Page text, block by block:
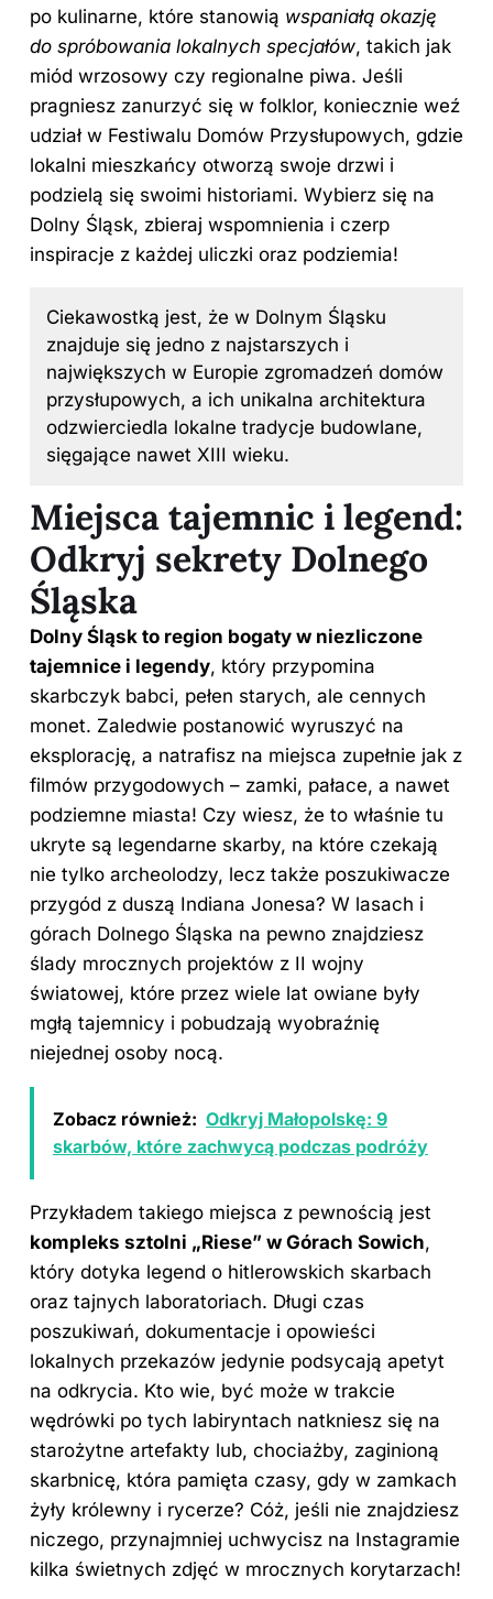
po kulinarne, które stanowią wspaniałą okazję
do spróbowania lokalnych specjałów, takich jak
miód wrzosowy czy regionalne piwa. Jeśli
pragniesz zanurzyć się w folklor, koniecznie weź
udział w Festiwalu Domów Przysłupowych, gdzie
lokalni mieszkańcy otworzą swoje drzwi i
podzielą się swoimi historiami. Wybierz się na
Dolny Śląsk, zbieraj wspomnienia i czerp
inspiracje z każdej uliczki oraz podziemia!
Ciekawostką jest, że w Dolnym Śląsku
znajduje się jedno z najstarszych i
największych w Europie zgromadzeń domów
przysłupowych, a ich unikalna architektura
odzwierciedla lokalne tradycje budowlane,
sięgające nawet XIII wieku.
Miejsca tajemnic i legend:
Odkryj sekrety Dolnego
Śląska
Dolny Śląsk to region bogaty w niezliczone
tajemnice i legendy, który przypomina
skarbczyk babci, pełen starych, ale cennych
monet. Zaledwie postanowić wyruszyć na
eksplorację, a natrafisz na miejsca zupełnie jak z
filmów przygodowych – zamki, pałace, a nawet
podziemne miasta! Czy wiesz, że to właśnie tu
ukryte są legendarne skarby, na które czekają
nie tylko archeolodzy, lecz także poszukiwacze
przygód z duszą Indiana Jonesa? W lasach i
górach Dolnego Śląska na pewno znajdziesz
ślady mrocznych projektów z II wojny
światowej, które przez wiele lat owiane były
mgłą tajemnicy i pobudzają wyobraźnię
niejednej osoby nocą.
Zobacz również: Odkryj Małopolskę: 9
skarbów, które zachwycą podczas podróży
Przykładem takiego miejsca z pewnością jest
kompleks sztolni „Riese” w Górach Sowich,
który dotyka legend o hitlerowskich skarbach
oraz tajnych laboratoriach. Długi czas
poszukiwań, dokumentacje i opowieści
lokalnych przekazów jedynie podsycają apetyt
na odkrycia. Kto wie, być może w trakcie
wędrówki po tych labiryntach natkniesz się na
starożytne artefakty lub, chociażby, zaginioną
skarbnicę, która pamięta czasy, gdy w zamkach
żyły królewny i rycerze? Cóż, jeśli nie znajdziesz
niczego, przynajmniej uchwycisz na Instagramie
kilka świetnych zdjęć w mrocznych korytarzach!